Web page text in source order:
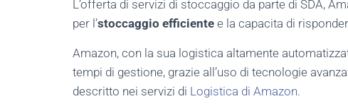
L’offerta di servizi di stoccaggio da parte di SDA,
per l’stoccaggio efficiente e la capacita di
Amazon, con la sua logistica altamente
tempi di gestione, grazie all’uso di tecnologie
descritto nei servizi di Logistica di Amazon.